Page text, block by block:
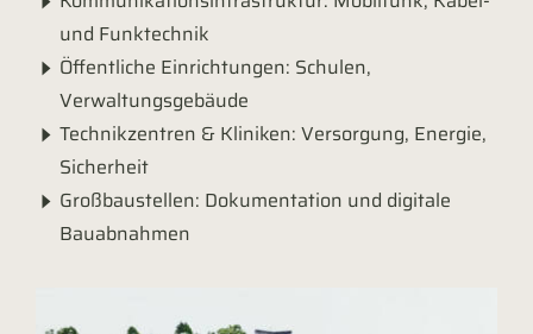
und Funktechnik
Öffentliche Einrichtungen: Schulen,
Verwaltungsgebäude
Technikzentren & Kliniken: Versorgung, Energie,
Sicherheit
Großbaustellen: Dokumentation und digitale
Bauabnahmen